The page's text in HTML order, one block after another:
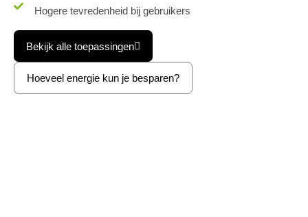
Hogere tevredenheid bij gebruikers
Bekijk alle toepassingen
Hoeveel energie kun je besparen?